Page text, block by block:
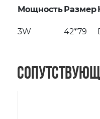
МощностьРазмер
3W 42*79